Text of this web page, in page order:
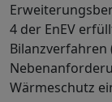
4 der EnEV
Wärmeschutz